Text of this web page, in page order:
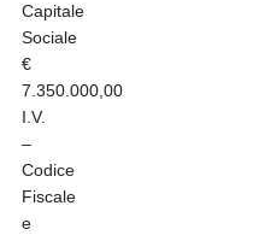
Capitale
Sociale
€
7.350.000,00
I.V.
–
Codice
Fiscale
e